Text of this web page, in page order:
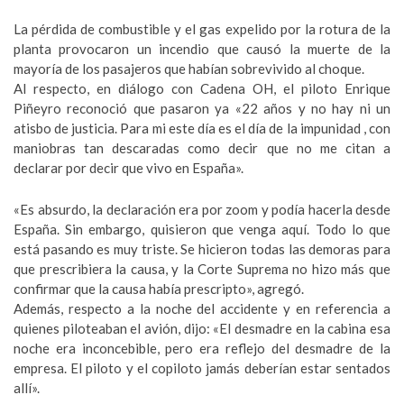
La pérdida de combustible y el gas expelido por la rotura de la
planta provocaron un incendio que causó la muerte de la
mayoría de los pasajeros que habían sobrevivido al choque.
Al respecto, en diálogo con Cadena OH, el piloto Enrique
Piñeyro reconoció que pasaron ya «22 años y no hay ni un
atisbo de justicia. Para mi este día es el día de la impunidad , con
maniobras tan descaradas como decir que no me citan a
declarar por decir que vivo en España».
«Es absurdo, la declaración era por zoom y podía hacerla desde
España. Sin embargo, quisieron que venga aquí. Todo lo que
está pasando es muy triste. Se hicieron todas las demoras para
que prescribiera la causa, y la Corte Suprema no hizo más que
confirmar que la causa había prescripto», agregó.
Además, respecto a la noche del accidente y en referencia a
quienes piloteaban el avión, dijo: «El desmadre en la cabina esa
noche era inconcebible, pero era reflejo del desmadre de la
empresa. El piloto y el copiloto jamás deberían estar sentados
allí».